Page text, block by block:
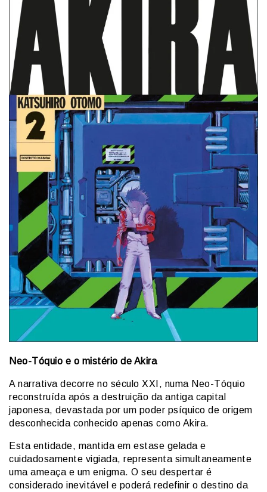
Neo-Tóquio e o mistério de Akira
A narrativa decorre no século XXI, numa Neo-Tóquio
reconstruída após a destruição da antiga capital
japonesa, devastada por um poder psíquico de origem
desconhecida conhecido apenas como Akira.
Esta entidade, mantida em estase gelada e
cuidadosamente vigiada, representa simultaneamente
uma ameaça e um enigma. O seu despertar é
considerado inevitável e poderá redefinir o destino da